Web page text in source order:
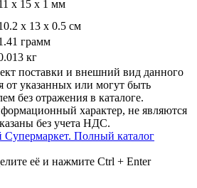
x 15 x 1 мм
x 13 x 0.5 см
грамм
кг
поставки и внешний вид данного
от указанных или могут быть
без отражения в каталоге.
характер, не являются
без учета НДС.
Полный каталог
её и нажмите Ctrl + Enter